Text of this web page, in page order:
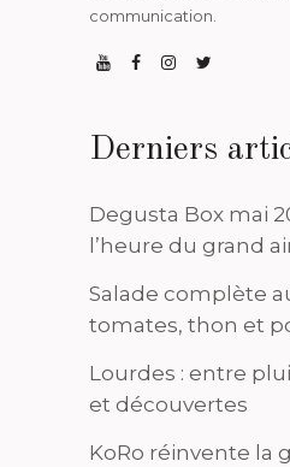
communication.
Derniers
Degusta Box mai
l’heure du grand
Salade complète
tomates, thon et
Lourdes : entre
et découvertes
KoRo réinvente la